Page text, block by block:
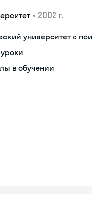
• 2002 г.
университет с
в обучении